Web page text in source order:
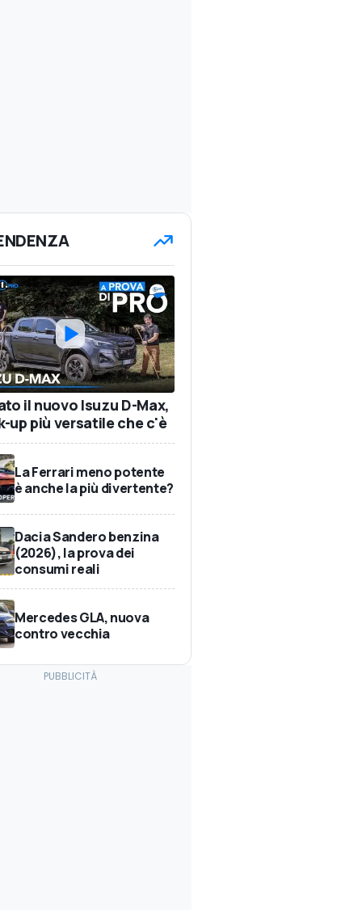
il nuovo Isuzu D-Max,
up più versatile che c'è
La Ferrari meno potente
è anche la più divertente?
Dacia Sandero benzina
(2026), la prova dei
consumi reali
Mercedes GLA, nuova
contro vecchia